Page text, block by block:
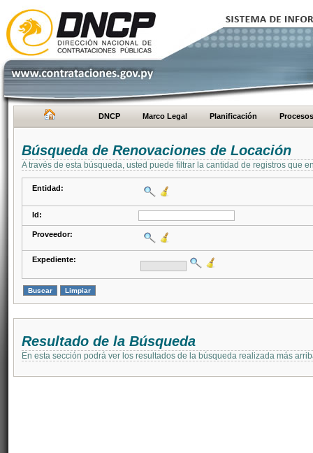
DNCP Marco Legal Planificación Procesos
Búsqueda de Renovaciones de Locación
A través de esta búsqueda, usted puede filtrar la cantidad de registros que
Entidad:
Id:
Proveedor:
Expediente:
Resultado de la Búsqueda
En esta sección podrá ver los resultados de la búsqueda realizada más